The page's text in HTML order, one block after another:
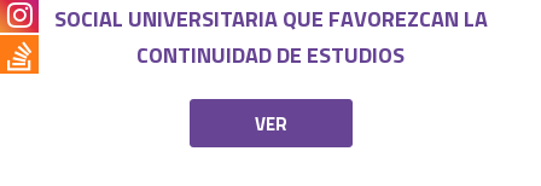
SOCIAL UNIVERSITARIA QUE FAVOREZCAN LA
CONTINUIDAD DE ESTUDIOS
VER